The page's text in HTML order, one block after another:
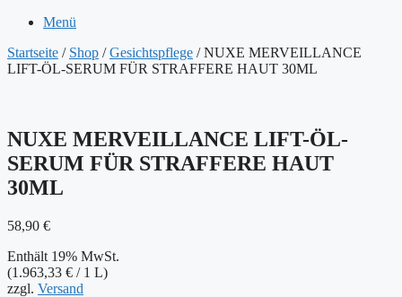
Menü
Startseite / Shop /Gesichtspflege / NUXE MERVEILLANCE
LIFT-ÖL-SERUM FÜR STRAFFERE HAUT 30ML
NUXE MERVEILLANCE LIFT-ÖL-
SERUM FÜR STRAFFERE HAUT
30ML
58,90 €
Enthält 19% MwSt.
(1.963,33 € / 1 L)
zzgl. Versand